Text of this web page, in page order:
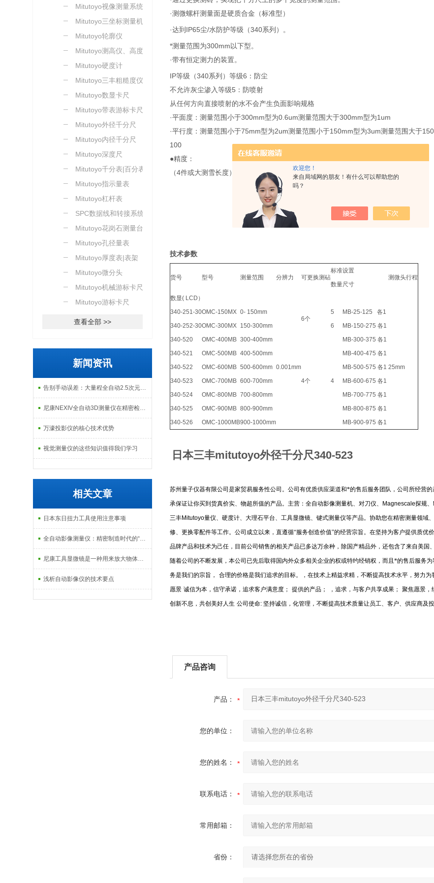
欢迎您！
来自局域网的朋友！有什么可以帮助您的
吗？
Mitutoyo视像测量系统
Mitutoyo三坐标测量机
Mitutoyo轮廓仪
Mitutoyo测高仪、高度尺
Mitutoyo硬度计
Mitutoyo三丰粗糙度仪
Mitutoyo数显卡尺
Mitutoyo带表游标卡尺
Mitutoyo外径千分尺
Mitutoyo内径千分尺
Mitutoyo深度尺
Mitutoyo千分表|百分表
Mitutoyo指示量表
Mitutoyo杠杆表
SPC数据线和转接系统
Mitutoyo花岗石测量台
Mitutoyo孔径量表
Mitutoyo厚度表|表架
Mitutoyo微分头
Mitutoyo机械游标卡尺
Mitutoyo游标卡尺
查看全部 >>
新闻资讯
告别手动误差：大量程全自动2.5次元测量机如何实现高效精密质检？
尼康NEXIV全自动3D测量仪在精密检测中的应用
万濠投影仪的核心技术优势
视觉测量仪的这些知识值得我们学习
相关文章
日本东日扭力工具使用注意事项
全自动影像测量仪：精密制造时代的“数字眼睛“
尼康工具显微镜是一种用来放大物体的光学仪器
浅析自动影像仪的技术要点
·测微螺杆测量面是硬质合金（标准型）
·达到IP65尘/水防护等级（340系列）。
*测量范围为300mm以下型。
·带有恒定测力的装置。
IP等级（340系列）等级6：防尘
不允许灰尘渗入等级5：防喷射
从任何方向直接喷射的水不会产生负面影响规格
·平面度：测量范围小于300mm型为0.6um测量范围大于300mm型为1um
·平行度：测量范围小于75mm型为2um测量范围小于150mm型为3um测量范围大于
100
●精度：
（4件或大测雪长度），m创数园整）
技术参数
货号 型号 测量范围 分辨力 可更换测砧
标准设置
测微头行程
数量尺寸
数显( LCD）
340-251-30OMC-150MX 0- 150mm
0.001mm
6个
5 MB-25-125 各1
25mm
340-252-30OMC-300MX 150-300mm 6
MB-150-275 各1
340-520
OMC-400MB 300-400mm
4个 4
MB-300-375 各1
340-521
OMC-500MB 400-500mm
MB-400-475 各1
340-522
OMC-600MB 500-600mm
MB-500-575 各1
340-523
OMC-700MB 600-700mm
MB-600-675 各1
340-524
OMC-800MB 700-800mm
MB-700-775 各1
340-525
OMC-900MB 800-900mm
MB-800-875 各1
340-526
OMC-1000MB900-1000mm MB-900-975 各1
日本三丰mitutoyo外径千分尺340-523
苏州量子仪器有限公司是家贸易服务性公司。公司有优质供应渠道和*的售后服务团队，公司所经营
承保证让你买到货真价实、物超所值的产品。主营：全自动影像测量机、对刀仪、 Magnescale探规、
三丰Mitutoyo量仪、硬度计、大理石平台、工具显微镜、键式测量仪等产品。协助您在精密测量领
修、更换零配件等工作。公司成立以来，直遵循“服务创造价值”的经营宗旨。在坚持为客户提供质
品牌产品和技术为己任，目前公司销售的相关产品已多达万余种，除国产精品外，还包含了来自美国
随着公司的不断发展，本公司已先后取得国内外众多相关企业的权或特约经销权，而且*的售后服务为
务是我们的宗旨， 合理的价格是我们追求的目标。，在技术上精益求精，不断提高技术水平，努力为
愿景 诚信为本，信守承诺，追求客户满意度； 提供的产品； ，追求，与客户共享成果； 聚焦愿景，
创新不息，共创美好人生 公司使命: 坚持诚信，化管理，不断提高技术质量让员工、客户、供应商及
产品咨询
产品：
您的单位：
您的姓名：
联系电话：
常用邮箱：
省份：